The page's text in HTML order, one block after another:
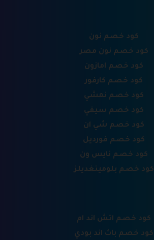
كود خصم نون
كود خصم نون مصر
كود خصم امازون
كود خصم كارفور
كود خصم نمشي
كود خصم سيفي
كود خصم شي ان
كود خصم فورديل
كود خصم نايس ون
كود خصم بلومينغديلز
كود خصم اتش اند ام
كود خصم باث اند بودي